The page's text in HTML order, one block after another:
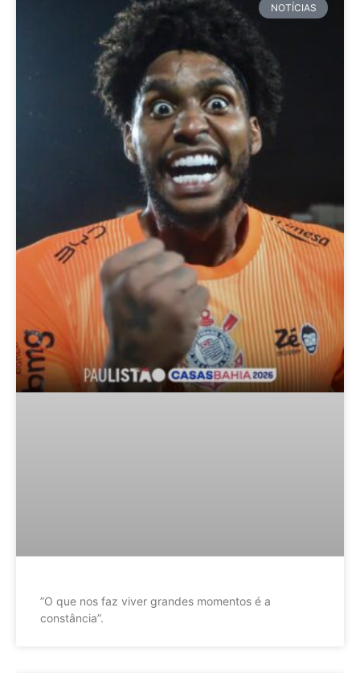
NOTÍCIAS
”O que nos faz viver grandes momentos é a
constância”.